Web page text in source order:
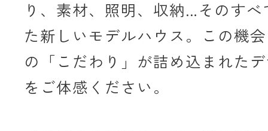
り、素材、照明、収納…そのすべ
た新しいモデルハウス。この機
の「こだわり」が詰め込まれた
をご体感ください。